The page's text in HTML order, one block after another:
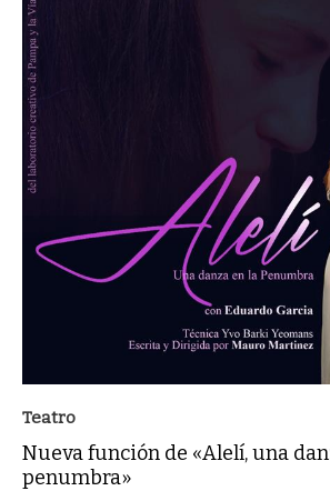
Teatro
Nueva función de «Alelí, una
penumbra»